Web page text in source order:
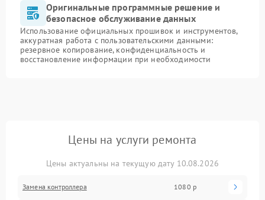
Оригинальные программные решение и
безопасное обслуживание данных
Использование официальных прошивок и инструментов,
аккуратная работа с пользовательскими данными:
резервное копирование, конфиденциальность и
восстановление информации при необходимости
Цены на услуги ремонта
Цены актуальны на текущую дату 10.08.2026
Замена контроллера 1080 р